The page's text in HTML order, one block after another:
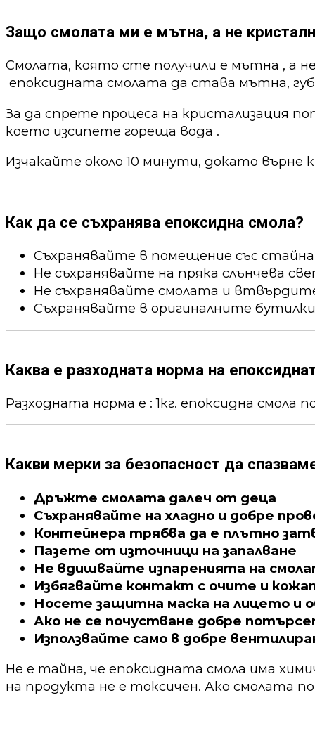
Защо смолата ми е мътна, а не
Смолата, която сте получили е мътна , а
епоксидната смолата да става мътна,
За да спрете процеса на кристализация
което изсипете гореща вода .
Изчакайте около 10 минути, докато върне
Как да се съхранява епоксидна смола?
Съхранявайте в помещение със
Не съхранявайте на пряка слънчева
Не съхранявайте смолата и
Съхранявайте в оригиналните
Каква е разходната норма на
Разходната норма е : 1кг. епоксидна смола
Какви мерки за безопасност да
Дръжте смолата далеч от деца
Съхранявайте на хладно и добре
Контейнера трябва да е плътно
Пазете от източници на запалване
Не вдишвайте изпаренията на
Избягвайте контакт с очите и
Носете защитна маска на лицето и
Ако не се почустване добре
Използвайте само в добре
Не е тайна, че епоксидната смола има
на продукта не е токсичен. Ако смолата